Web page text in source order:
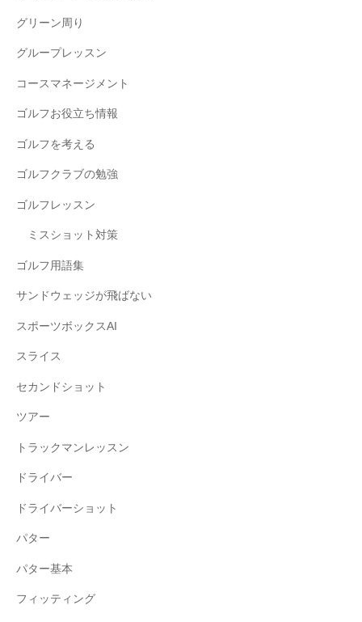
グリーン周り
グループレッスン
コースマネージメント
ゴルフお役立ち情報
ゴルフを考える
ゴルフクラブの勉強
ゴルフレッスン
ミスショット対策
ゴルフ用語集
サンドウェッジが飛ばない
スポーツボックスAI
スライス
セカンドショット
ツアー
トラックマンレッスン
ドライバー
ドライバーショット
パター
パター基本
フィッティング